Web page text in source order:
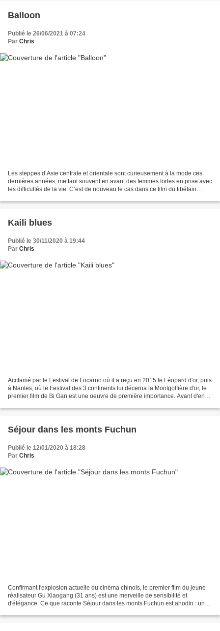
Balloon
Publié le 26/06/2021 à 07:24
Par Chris
Les steppes d’Asie centrale et orientale sont curieusement à la mode ces
dernières années, mettant souvent en avant des femmes fortes en prise avec
les difficultés de la vie. C’est de nouveau le cas dans ce film du tibétain
Kaili blues
Publié le 30/11/2020 à 19:44
Par Chris
Acclamé par le Festival de Locarno où il a reçu en 2015 le Léopard d'or, puis
à Nantes, où le Festival des 3 continents lui décerna la Montgolfière d'or, le
premier film de Bi Gan est une oeuvre de première importance. Avant d'en
Séjour dans les monts Fuchun
Publié le 12/01/2020 à 18:28
Par Chris
Confirmant l'explosion actuelle du cinéma chinois, le premier film du jeune
réalisateur Gu Xiaogang (31 ans) est une merveille de sensibilité et
d'élégance. Ce que raconte Séjour dans les monts Fuchun est anodin : une